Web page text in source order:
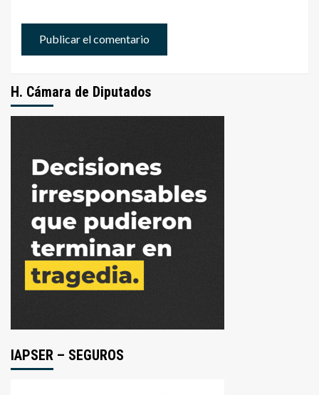
H. Cámara de Diputados
IAPSER – SEGUROS